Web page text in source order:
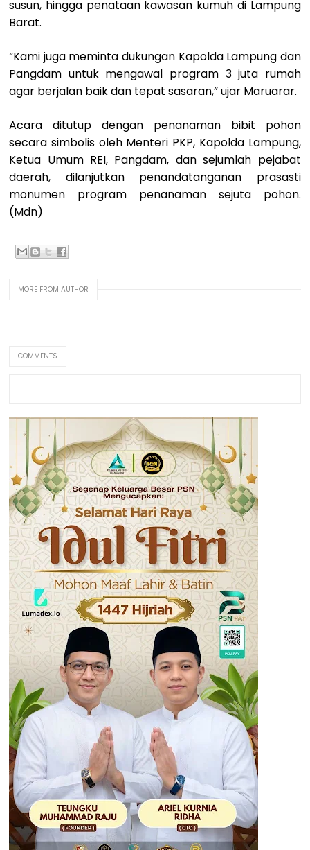
susun, hingga penataan kawasan kumuh di Lampung
Barat.
“Kami juga meminta dukungan Kapolda Lampung dan
Pangdam untuk mengawal program 3 juta rumah
agar berjalan baik dan tepat sasaran,” ujar Maruarar.
Acara ditutup dengan penanaman bibit pohon
secara simbolis oleh Menteri PKP, Kapolda Lampung,
Ketua Umum REI, Pangdam, dan sejumlah pejabat
daerah, dilanjutkan penandatanganan prasasti
monumen program penanaman sejuta pohon.
(Mdn)
MORE FROM AUTHOR
COMMENTS